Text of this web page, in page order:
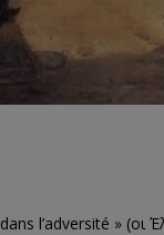
l’adversité » (οι